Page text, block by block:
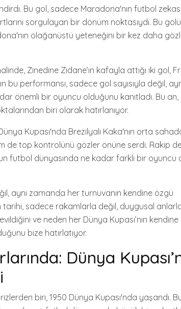
Bu gol, sadece Maradona'nın futbol
sorgulayan bir dönüm noktasıydı. Bu
olağanüstü yeteneğini bir kez daha
Zinedine Zidane’ın kafayla attığı iki gol,
bu performansı, sadece gol sayısıyla değil,
önemli bir oyuncu olduğunu kanıtladı. Bu an,
biri olarak hatırlanıyor.
Kupası'nda Brezilyalı Kaka'nın orta
de top kontrolünü gözler önüne serdi. Rakip
futbol dünyasında ne kadar farklı bir oyuncu
aynı zamanda her turnuvanın kendine özgü
tarihi, sadece rakamlarla değil, duygusal
ve neden her Dünya Kupası’nın
bize hatırlatıyor.
Dünya
biri, 1950 Dünya Kupası'nda yaşandı.